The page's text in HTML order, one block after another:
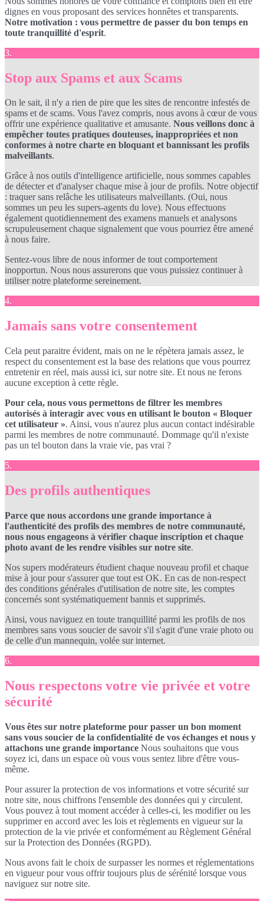
dignes en vous proposant des services honnêtes et transparents.
Notre motivation : vous permettre de passer du bon temps en
toute tranquillité d'esprit.
3.
Stop aux Spams et aux Scams
On le sait, il n'y a rien de pire que les sites de rencontre infestés de
spams et de scams. Vous l'avez compris, nous avons à cœur de vous
offrir une expérience qualitative et amusante. Nous veillons donc à
empêcher toutes pratiques douteuses, inappropriées et non
conformes à notre charte en bloquant et bannissant les profils
malveillants.
Grâce à nos outils d'intelligence artificielle, nous sommes capables
de détecter et d'analyser chaque mise à jour de profils. Notre objectif
: traquer sans relâche les utilisateurs malveillants. (Oui, nous
sommes un peu les supers-agents du love). Nous effectuons
également quotidiennement des examens manuels et analysons
scrupuleusement chaque signalement que vous pourriez être amené
à nous faire.
Sentez-vous libre de nous informer de tout comportement
inopportun. Nous nous assurerons que vous puissiez continuer à
utiliser notre plateforme sereinement.
4.
Jamais sans votre consentement
Cela peut paraitre évident, mais on ne le répètera jamais assez, le
respect du consentement est la base des relations que vous pourrez
entretenir en réel, mais aussi ici, sur notre site. Et nous ne ferons
aucune exception à cette règle.
Pour cela, nous vous permettons de filtrer les membres
autorisés à interagir avec vous en utilisant le bouton « Bloquer
cet utilisateur ». Ainsi, vous n'aurez plus aucun contact indésirable
parmi les membres de notre communauté. Dommage qu'il n'existe
pas un tel bouton dans la vraie vie, pas vrai ?
5.
Des profils authentiques
Parce que nous accordons une grande importance à
l'authenticité des profils des membres de notre communauté,
nous nous engageons à vérifier chaque inscription et chaque
photo avant de les rendre visibles sur notre site.
Nos supers modérateurs étudient chaque nouveau profil et chaque
mise à jour pour s'assurer que tout est OK. En cas de non-respect
des conditions générales d'utilisation de notre site, les comptes
concernés sont systématiquement bannis et supprimés.
Ainsi, vous naviguez en toute tranquillité parmi les profils de nos
membres sans vous soucier de savoir s'il s'agit d'une vraie photo ou
de celle d'un mannequin, volée sur internet.
6.
Nous respectons votre vie privée et votre
sécurité
Vous êtes sur notre plateforme pour passer un bon moment
sans vous soucier de la confidentialité de vos échanges et nous y
attachons une grande importance Nous souhaitons que vous
soyez ici, dans un espace où vous vous sentez libre d'être vous-
même.
Pour assurer la protection de vos informations et votre sécurité sur
notre site, nous chiffrons l'ensemble des données qui y circulent.
Vous pouvez à tout moment accéder à celles-ci, les modifier ou les
supprimer en accord avec les lois et règlements en vigueur sur la
protection de la vie privée et conformément au Règlement Général
sur la Protection des Données (RGPD).
Nous avons fait le choix de surpasser les normes et réglementations
en vigueur pour vous offrir toujours plus de sérénité lorsque vous
naviguez sur notre site.